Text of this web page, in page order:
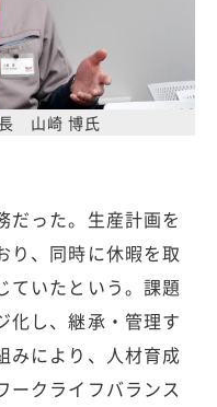
山崎 博氏
った。生産計画を
り、同時に休暇を取
ていたという。課題
化し、継承・管理す
みにより、人材育成
ークライフバランス